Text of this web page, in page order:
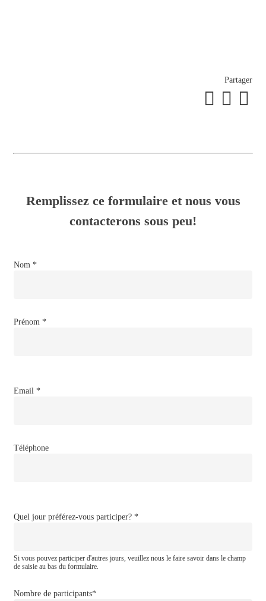
Partager
Remplissez ce formulaire et nous vous
contacterons sous peu!
Nom *
Prénom *
Email *
Téléphone
Quel jour préférez-vous participer? *
Si vous pouvez participer d'autres jours, veuillez nous le faire savoir dans le champ
de saisie au bas du formulaire.
Nombre de participants*